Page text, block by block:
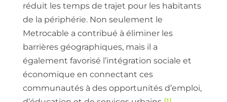
réduit les temps de trajet pour les habitants
de la périphérie. Non seulement le
Metrocable a contribué à éliminer les
barrières géographiques, mais il a
également favorisé l’intégration sociale et
économique en connectant ces
communautés à des opportunités d’emploi,